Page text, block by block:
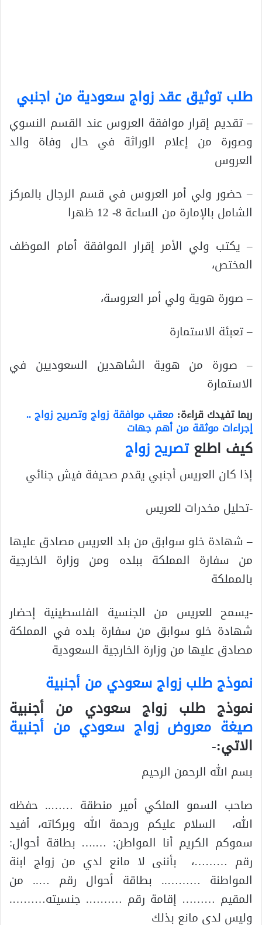
طلب توثيق عقد زواج سعودية من اجنبي
– تقديم إقرار موافقة العروس عند القسم النسوي
وصورة من إعلام الوراثة في حال وفاة والد
العروس
– حضور ولي أمر العروس في قسم الرجال بالمركز
الشامل بالإمارة من الساعة 8- 12 ظهرا
– يكتب ولي الأمر إقرار الموافقة أمام الموظف
المختص،
– صورة هوية ولي أمر العروسة،
– تعبئة الاستمارة
– صورة من هوية الشاهدين السعوديين في
الاستمارة
ربما تفيدك قراءة: معقب موافقة زواج وتصريح زواج ..
إجراءات موثقة من أهم جهات
كيف اطلعتصريح زواج
إذا كان العريس أجنبي يقدم صحيفة فيش جنائي
-تحليل مخدرات للعريس
– شهادة خلو سوابق من بلد العريس مصادق عليها
من سفارة المملكة ببلده ومن وزارة الخارجية
بالمملكة
-يسمح للعريس من الجنسية الفلسطينية إحضار
شهادة خلو سوابق من سفارة بلده في المملكة
مصادق عليها من وزارة الخارجية السعودية
نموذج طلب زواج سعودي من أجنبية
نموذج طلب زواج سعودي من أجنبية
صيغة معروض زواج سعودي من أجنبية
الاتي:-
بسم الله الرحمن الرحيم
صاحب السمو الملكي أمير منطقة …….. حفظه
الله، السلام عليكم ورحمة الله وبركاته، أفيد
سموكم الكريم أنا المواطن: ….… بطاقة أحوال:
رقم ………، بأننى لا مانع لدي من زواج ابنة
المواطنة ……….. بطاقة أحوال رقم ….. من
المقيم ……… إقامة رقم ………. جنسيته……….
وليس لدي مانع بذلك